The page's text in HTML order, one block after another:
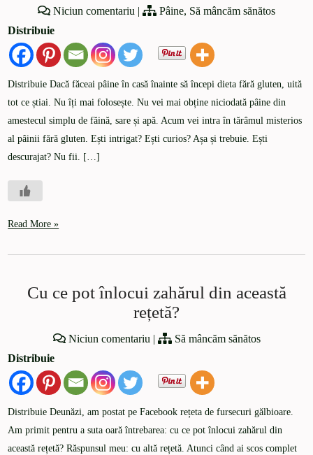
Niciun comentariu | Pâine, Să mâncăm sănătos
Distribuie
Distribuie Dacă făceai pâine în casă înainte să începi dieta fără gluten, uită
tot ce știai. Nu îți mai folosește. Nu vei mai obține niciodată pâine din
amestecul simplu de făină, sare și apă. Acum vei intra în tărâmul misterios
al pâinii fără gluten. Ești intrigat? Ești curios? Așa și trebuie. Ești
descurajat? Nu fii. […]
Read More »
Cu ce pot înlocui zahărul din această
rețetă?
Niciun comentariu |
Să mâncăm sănătos
Distribuie
Distribuie Deunăzi, am postat pe Facebook rețeta de fursecuri gălbioare.
Am primit pentru a suta oară întrebarea: cu ce pot înlocui zahărul din
această rețetă? Răspunsul meu: cu altă rețetă. Atunci când ai scos complet